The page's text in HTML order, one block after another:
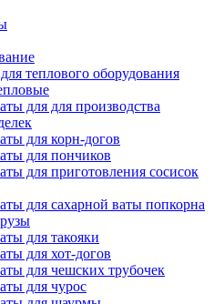
теплового оборудования
для для производства
для корн-догов
для пончиков
для приготовления сосисок
для сахарной ваты попкорна
для такояки
для хот-догов
для чешских трубочек
для чурос